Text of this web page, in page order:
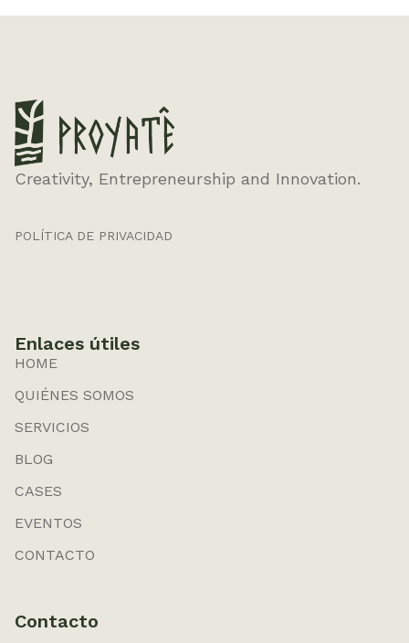
Creativity, Entrepreneurship and Innovation.
POLÍTICA DE PRIVACIDAD
Enlaces útiles
HOME
QUIÉNES SOMOS
SERVICIOS
BLOG
CASES
EVENTOS
CONTACTO
Contacto